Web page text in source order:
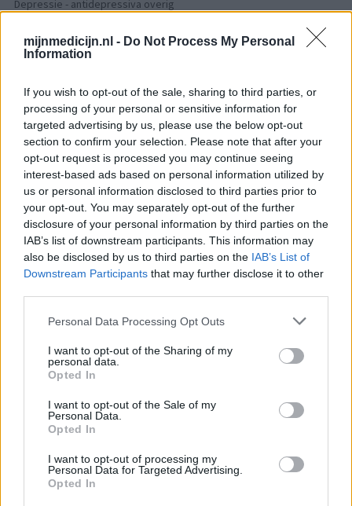
mijnmedicijn.nl - Do Not Process My Personal
Information
If you wish to opt-out of the sale, sharing to third parties, or
processing of your personal or sensitive information for
targeted advertising by us, please use the below opt-out
section to confirm your selection. Please note that after your
opt-out request is processed you may continue seeing
interest-based ads based on personal information utilized by
us or personal information disclosed to third parties prior to
your opt-out. You may separately opt-out of the further
disclosure of your personal information by third parties on the
IAB’s list of downstream participants. This information may
also be disclosed by us to third parties on the IAB’s List of
Downstream Participants that may further disclose it to other
Personal Data Processing Opt Outs
I want to opt-out of the Sharing of my
personal data.
Opted In
I want to opt-out of the Sale of my
Personal Data.
Opted In
I want to opt-out of processing my
Personal Data for Targeted Advertising.
Opted In
Depressie - antidepressiva overig
Anticonceptie - eenfase
Psychose / schizofrenie - antipsychotica
Escitalopram (647)
Depressie - antidepressiva SSRI
Amoxicilline (646)
Antibiotica - penicillines breedspectrum
Wellbutrin XR (646)
Verslavingsziekten
Metformine (620)
Diabetes (suikerziekte) - orale middelen
Implanon (hormoonimplantaat) (584)
Concerta (503)
ADHD - psychostimulantia
Bloeddruk - calciumantagonisten
Amoxicilline / Clavulaanzuur (486)
Antibiotica - penicillines breedspectrum
Roaccutane (480)